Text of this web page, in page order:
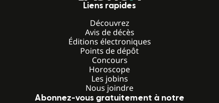
Liens rapides
Découvrez
Avis de décès
Éditions électroniques
Points de dépôt
Concours
Horoscope
Les jobins
Nous joindre
Abonnez-vous gratuitement à notre